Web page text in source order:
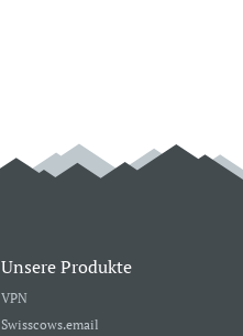
Unsere Produkte
VPN
Swisscows.email